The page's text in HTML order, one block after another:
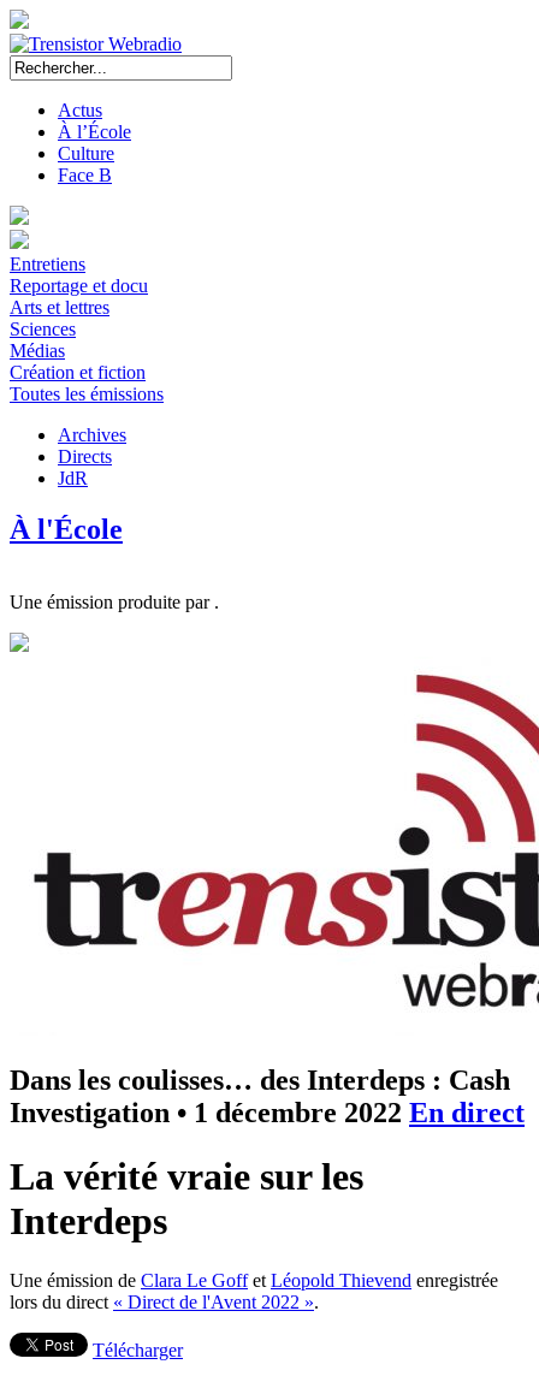
Actus
À l’École
Culture
Face B
Entretiens
Reportage et docu
Arts et lettres
Sciences
Médias
Création et fiction
Toutes les émissions
Archives
Directs
JdR
À l'École
Une émission produite par .
Dans les coulisses… des Interdeps : Cash
Investigation • 1 décembre 2022 En direct
La vérité vraie sur les
Interdeps
Une émission de Clara Le Goffet Léopold Thievend enregistrée
lors du direct « Direct de l'Avent 2022 ».
Télécharger